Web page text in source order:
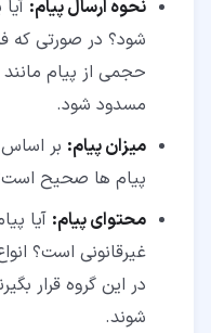
نحوه ارسال پیام:
مسدود شود.
میزان پیام: بر اساس
پیام ها صحیح
محتوای پیام: آیا
غیرقانونی است؟
در این گروه قرار
شوند.